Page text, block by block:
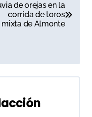
de orejas en la
corrida de toros
mixta de Almonte